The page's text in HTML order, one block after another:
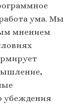
ума. Мы
мнением
убеждения